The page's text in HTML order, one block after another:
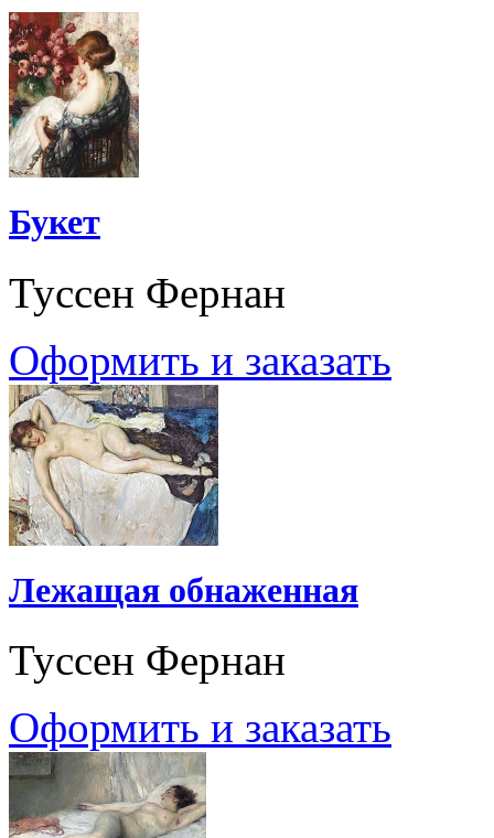
Букет
Туссен Фернан
Оформить и заказать
Лежащая обнаженная
Туссен Фернан
Оформить и заказать